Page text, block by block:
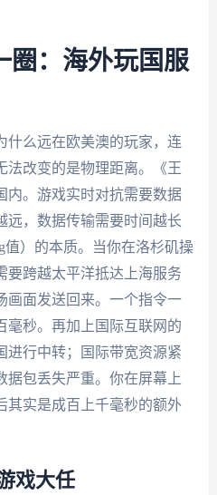
圈：海外玩国服
什么远在欧美澳的玩家，连
法改变的是物理距离。《王
内。游戏实时对抗需要数据
远，数据传输需要时间越长
）的本质。当你在洛杉矶操
要跨越太平洋抵达上海服务
画面发送回来。一个指令一
毫秒。再加上国际互联网的
进行中转；国际带宽资源紧
据包丢失严重。你在屏幕上
其实是成百上千毫秒的额外
戏大任